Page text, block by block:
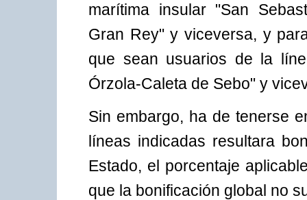
marítima insular "San
Gran Rey" y viceversa, y
que sean usuarios de la
Órzola-Caleta de Sebo" y
Sin embargo, ha de tenerse
líneas indicadas resultara
Estado, el porcentaje
que la bonificación global no